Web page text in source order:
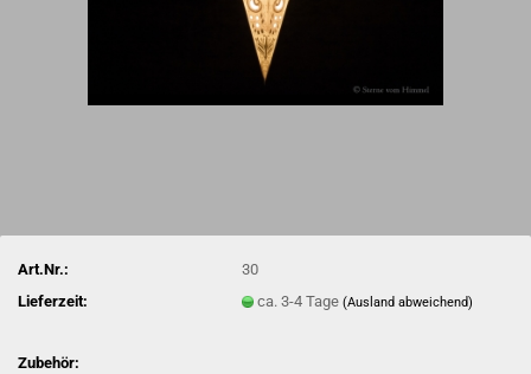
Art.Nr.:
30
Lieferzeit:
ca. 3-4 Tage(Ausland abweichend)
Zubehör: